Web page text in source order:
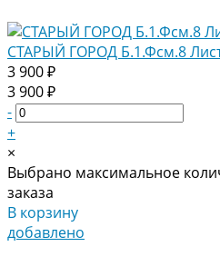
СТАРЫЙ ГОРОД Б.1.Фсм.8
3 900 ₽
3 900 ₽
-
+
×
Выбрано максимальное
заказа
В корзину
добавлено